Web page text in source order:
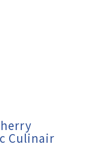
Culinair